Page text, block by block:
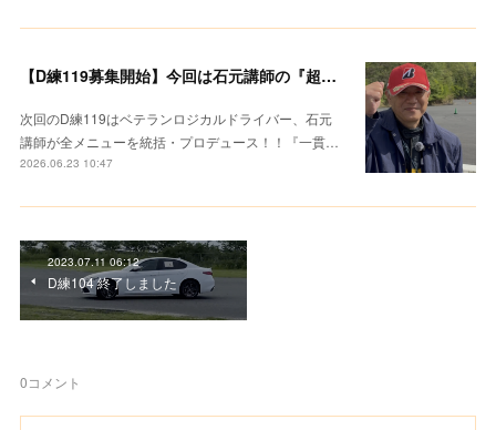
【D練119募集開始】今回は石元講師の『超集中レクチャー』
次回のD練119はベテランロジカルドライバー、石元
講師が全メニューを統括・プロデュース！！『一貫…
2026.06.23 10:47
2023.07.11 06:12
D練104 終了しました
0コメント